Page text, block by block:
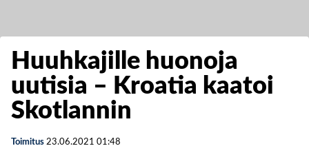
Huuhkajille huonoja
uutisia – Kroatia kaatoi
Skotlannin
Toimitus 23.06.2021 01:48